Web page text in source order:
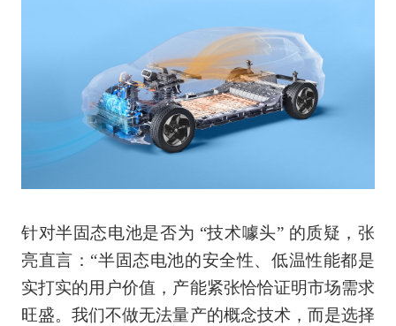
针对半固态电池是否为 “技术噱头” 的质疑，张
亮直言：“半固态电池的安全性、低温性能都是
实打实的用户价值，产能紧张恰恰证明市场需求
旺盛。我们不做无法量产的概念技术，而是选择